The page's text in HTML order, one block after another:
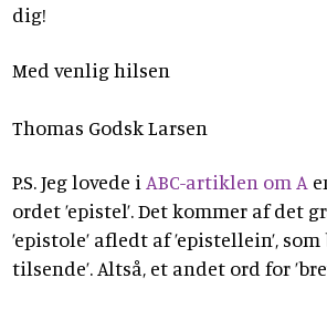
dig!
Med venlig hilsen
Thomas Godsk Larsen
P.S. Jeg lovede i ABC-artiklen om A
ordet ’epistel’. Det kommer af det
’epistole’ afledt af ’epistellein’, som
tilsende’. Altså, et andet ord for